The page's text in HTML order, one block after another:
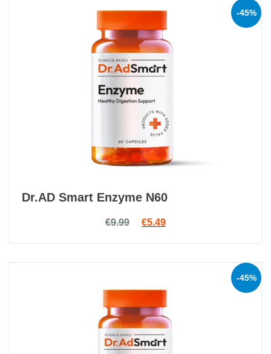
-45%
Dr.AD Smart Enzyme N60
€9.99 Original price was: €9.99.
€5.49Current price is: €5.49.
-45%